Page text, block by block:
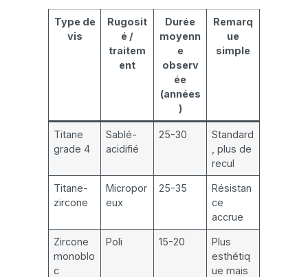
Type de
vis
Rugosit
é /
traitem
ent
Durée
moyenn
e
observ
ée
(années
)
Remarq
ue
simple
Titane
grade 4
Sablé-
acidifié
25-30
Standard
, plus de
recul
Titane-
zircone
Micropor
eux
25-35
Résistan
ce
accrue
Zircone
monoblo
c
Poli 15-20
Plus
esthétiq
ue mais